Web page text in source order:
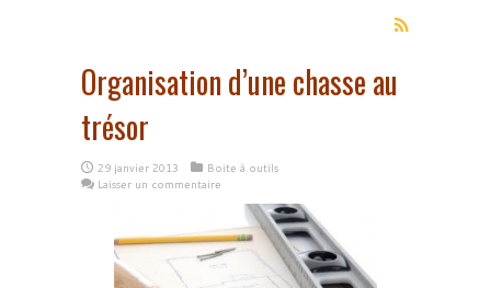
Organisation d’une chasse au
trésor
29 janvier 2013
Boite à outils
Laisser un commentaire